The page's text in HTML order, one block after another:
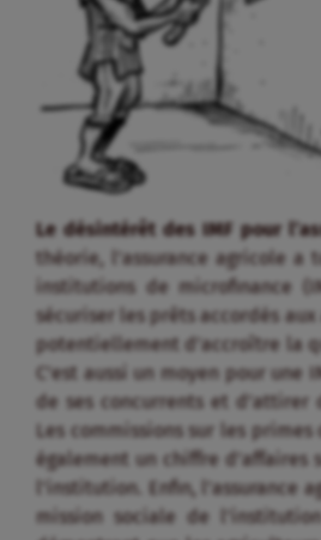
Le désintérêt des IMF pour
théorie, l’assurance agricole a
institutions de microfinance
sécuriser les prêts accordés
potentiellement d’accroître la
C’est aussi un moyen pour une
de ses concurrents et d’attirer
Les commissions sur les
également un chiffre d’affaires
l’institution. Enfin, l’assurance
mission sociale de